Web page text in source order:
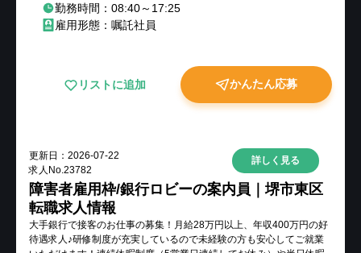
勤務時間：08:40～17:25
雇用形態：嘱託社員
リストに追加 かんたん応募
更新日： 2026-07-22
求人No. 23782
詳しく見る
障害者雇用枠/銀行ロビーの案内員｜堺市東区
転職求人情報
大手銀行で接客のお仕事の募集！月給28万円以上、年収400万円の好
待遇求人♪研修制度が充実しているので未経験の方も安心してご就業